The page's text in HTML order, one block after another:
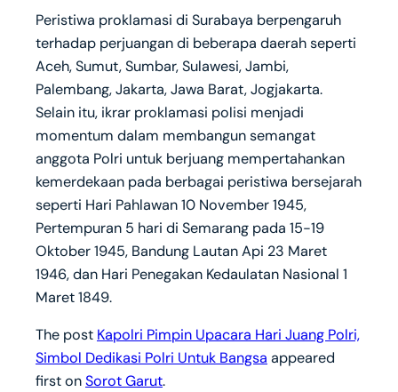
Peristiwa proklamasi di Surabaya berpengaruh
terhadap perjuangan di beberapa daerah seperti
Aceh, Sumut, Sumbar, Sulawesi, Jambi,
Palembang, Jakarta, Jawa Barat, Jogjakarta.
Selain itu, ikrar proklamasi polisi menjadi
momentum dalam membangun semangat
anggota Polri untuk berjuang mempertahankan
kemerdekaan pada berbagai peristiwa bersejarah
seperti Hari Pahlawan 10 November 1945,
Pertempuran 5 hari di Semarang pada 15-19
Oktober 1945, Bandung Lautan Api 23 Maret
1946, dan Hari Penegakan Kedaulatan Nasional 1
Maret 1849.
The post Kapolri Pimpin Upacara Hari Juang Polri,
Simbol Dedikasi Polri Untuk Bangsa appeared
first onSorot Garut.